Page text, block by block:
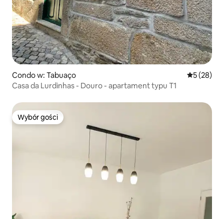
Condo w: Tabuaço Średnia
5 (28)
Casa da Lurdinhas - Douro - apartament typu T1
Wybór gości
Wybór gości